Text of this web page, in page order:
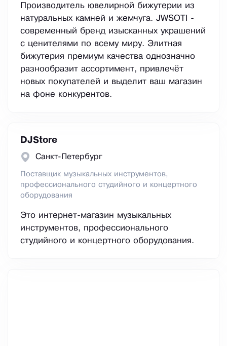
Производитель ювелирной бижутерии из
натуральных камней и жемчуга. JWSOTI -
современный бренд изысканных украшений
с ценителями по всему миру. Элитная
бижутерия премиум качества однозначно
разнообразит ассортимент, привлечёт
новых покупателей и выделит ваш магазин
на фоне конкурентов.
DJStore
Санкт-Петербург
Поставщик музыкальных инструментов,
профессионального студийного и концертного
оборудования
Это интернет-магазин музыкальных
инструментов, профессионального
студийного и концертного оборудования.